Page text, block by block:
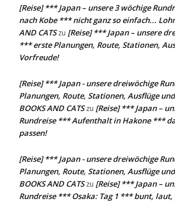
[Reise] *** Japan – unsere 3 wöchige
nach Kobe *** nicht ganz so einfach...
AND CATSzu [Reise] *** Japan – unsere
*** erste Planungen, Route, Stationen,
Vorfreude!
[Reise] *** Japan - unsere dreiwöchige
Planungen, Route, Stationen, Ausflüge
BOOKS AND CATSzu [Reise] *** Japan –
Rundreise *** Aufenthalt in Hakone ***
passen!
[Reise] *** Japan - unsere dreiwöchige
Planungen, Route, Stationen, Ausflüge
BOOKS AND CATSzu [Reise] *** Japan –
Rundreise *** Osaka: Tag 1 *** bunt,